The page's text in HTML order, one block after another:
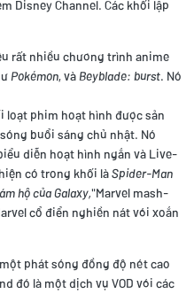
Disney Channel. Các khối lập
rất nhiều chương trình anime
Pokémon, và Beyblade: burst. Nó
loạt phim hoạt hình được sản
buổi sáng chủ nhật. Nó
diễn hoạt hình ngắn và Live-
có trong khối làSpider-Man
hộ của Galaxy,"Marvel mash-
cổ điển nghiền nát với xoắn
phát sóng đồng độ nét cao
đó là một dịch vụ VOD với các